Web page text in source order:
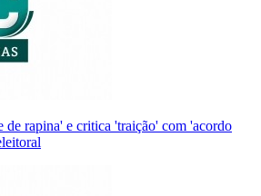
de rapina' e critica 'traição' com 'acordo